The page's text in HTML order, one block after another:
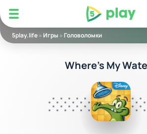
5play
5play.life» Игры » Головоломки
Where’s My